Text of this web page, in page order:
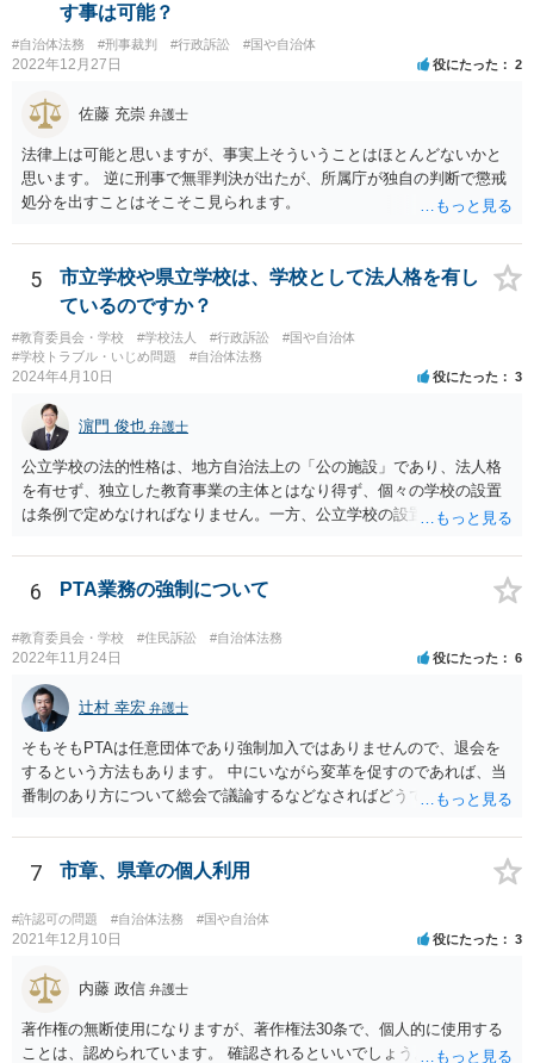
す事は可能？
#自治体法務 #刑事裁判 #行政訴訟 #国や自治体
2022年12月27日 役にたった 2
佐藤 充崇 弁護士
法律上は可能と思いますが、事実上そういうことはほとんどないかと
思います。 逆に刑事で無罪判決が出たが、所属庁が独自の判断で懲戒
処分を出すことはそこそこ見られます。
5
市立学校や県立学校は、学校として法人格を有し
ているのですか？
#教育委員会・学校 #学校法人 #行政訴訟
#国や自治体
#学校トラブル・いじめ問題
#自治体法務
2024年4月10日 役にたった 3
濵門 俊也 弁護士
公立学校の法的性格は、地方自治法上の「公の施設」であり、法人格
を有せず、独立した教育事業の主体とはなり得ず、個々の学校の設置
は条例で定めなければなりません。一方、公立学校の設置者である地
利義務の主体となる法人格を有し、教育事業の主体となっています。
ちなみに、公立学校は教育行政組織上の取扱いとしては「教育機関」
であり、校舎・校地等は地方自治法上「行政財産」とされています。
6 PTA業務の強制について
#教育委員会・学校 #住民訴訟 #自治体法務
2022年11月24日 役にたった 6
辻村 幸宏 弁護士
そもそもPTAは任意団体であり強制加入ではありませんので、退会を
するという方法もあります。 中にいながら変革を促すのであれば、当
番制のあり方について総会で議論するなどなさればどうでしょうか。
7 市章、県章の個人利用
#許認可の問題 #自治体法務 #国や自治体
2021年12月10日 役にたった 3
内藤 政信 弁護士
著作権の無断使用になりますが、著作権法30条で、個人的に使用する
ことは、認められています。 確認されるといいでしょう。